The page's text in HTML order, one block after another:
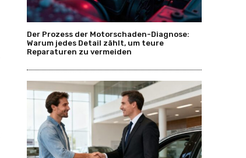
Der Prozess der Motorschaden-Diagnose:
Warum jedes Detail zählt, um teure
Reparaturen zu vermeiden